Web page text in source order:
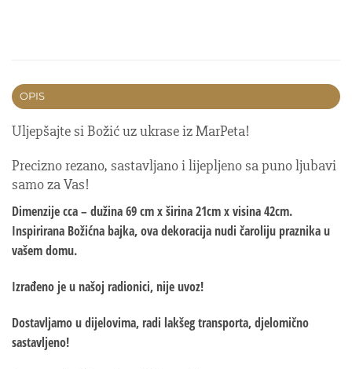
OPIS
Uljepšajte si Božić uz ukrase iz MarPeta!
Precizno rezano, sastavljano i lijepljeno sa puno ljubavi
samo za Vas!
Dimenzijecca – dužina 69 cm x širina 21cm x visina 42cm.
Inspirirana Božićna bajka, ova dekoracija nudi čaroliju praznika u
vašem domu.
Izrađeno je u našoj radionici, nije uvoz!
Dostavljamo u dijelovima, radi lakšeg transporta, djelomično
sastavljeno!